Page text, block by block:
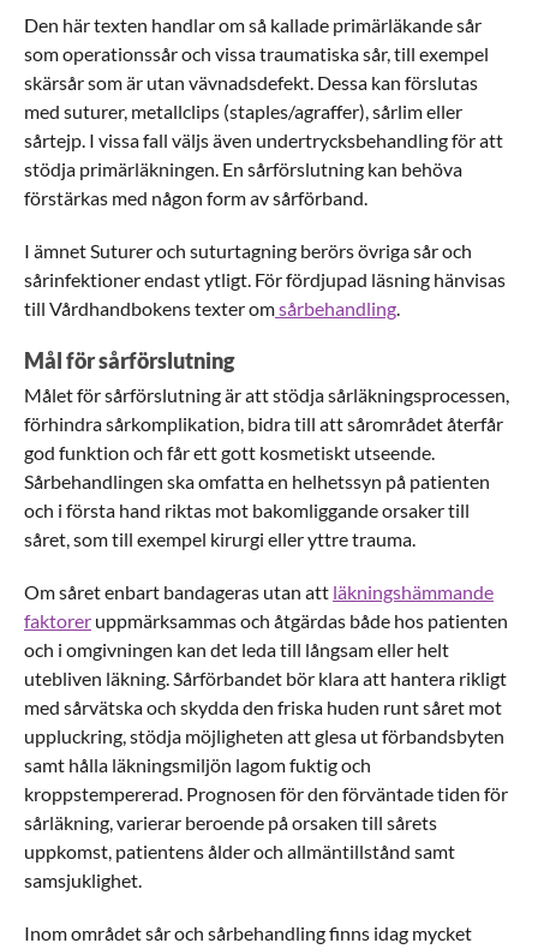
Den här texten handlar om så kallade primärläkande sår
som operationssår och vissa traumatiska sår, till exempel
skärsår som är utan vävnadsdefekt. Dessa kan förslutas
med suturer, metallclips (staples/agraffer), sårlim eller
sårtejp. I vissa fall väljs även undertrycksbehandling för att
stödja primärläkningen. En sårförslutning kan behöva
förstärkas med någon form av sårförband.
I ämnet Suturer och suturtagning berörs övriga sår och
sårinfektioner endast ytligt. För fördjupad läsning hänvisas
till Vårdhandbokens texter omsårbehandling.
Mål för sårförslutning
Målet för sårförslutning är att stödja sårläkningsprocessen,
förhindra sårkomplikation, bidra till att sårområdet återfår
god funktion och får ett gott kosmetiskt utseende.
Sårbehandlingen ska omfatta en helhetssyn på patienten
och i första hand riktas mot bakomliggande orsaker till
såret, som till exempel kirurgi eller yttre trauma.
Om såret enbart bandageras utan att läkningshämmande
faktorer uppmärksammas och åtgärdas både hos patienten
och i omgivningen kan det leda till långsam eller helt
utebliven läkning. Sårförbandet bör klara att hantera rikligt
med sårvätska och skydda den friska huden runt såret mot
uppluckring, stödja möjligheten att glesa ut förbandsbyten
samt hålla läkningsmiljön lagom fuktig och
kroppstempererad. Prognosen för den förväntade tiden för
sårläkning, varierar beroende på orsaken till sårets
uppkomst, patientens ålder och allmäntillstånd samt
samsjuklighet.
Inom området sår och sårbehandling finns idag mycket